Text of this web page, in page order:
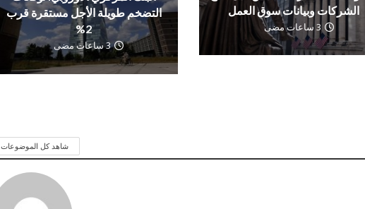
الشركات وبيانات سوق العمل
3 ساعات مضى
التضخم طويلة الأجل مستقرة قرب
2%
3 ساعات مضى
شاهد كل الموضوعات